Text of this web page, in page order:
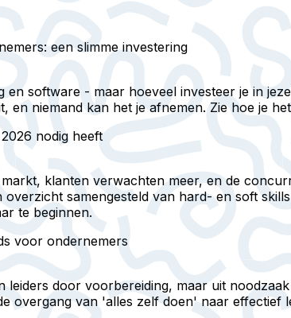
een slimme investering
software - maar hoeveel investeer je in
en niemand kan het je afnemen. Zie hoe je
nodig heeft
klanten verwachten meer, en de
samengesteld van hard- en soft
te beginnen.
voor ondernemers
leiders door voorbereiding, maar uit
overgang van 'alles zelf doen' naar effectief